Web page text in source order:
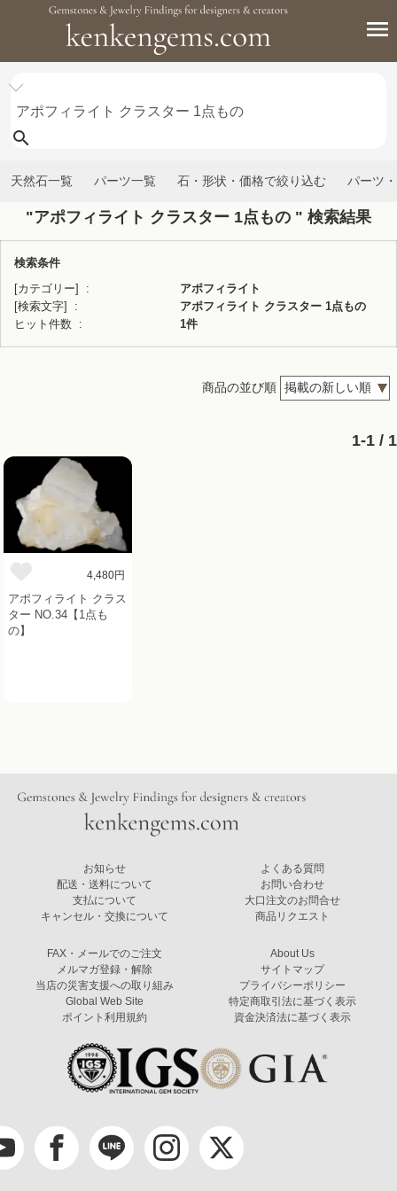
天然石一覧 パーツ一覧 石・形状・価格で絞り込む パーツ
"アポフィライト クラスター 1点もの " 検索結果
検索条件
[カテゴリー]
アポフィライト
[検索文字]
アポフィライト クラスター 1点もの
ヒット件数
1件
商品の並び順
1-1 / 1
4,480円
アポフィライト クラス
ター NO.34【1点も
の】
お知らせ
配送・送料について
支払について
キャンセル・交換について
よくある質問
お問い合わせ
大口注文のお問合せ
商品リクエスト
FAX・メールでのご注文
メルマガ登録・解除
当店の災害支援への取り組み
Global Web Site
ポイント利用規約
About Us
サイトマップ
プライバシーポリシー
特定商取引法に基づく表示
資金決済法に基づく表示